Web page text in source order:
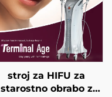
stroj za HIFU za
starostno obrabo z